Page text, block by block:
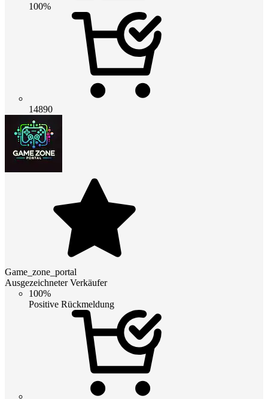
100%
14890
Game_zone_portal
Ausgezeichneter Verkäufer
100%
Positive Rückmeldung